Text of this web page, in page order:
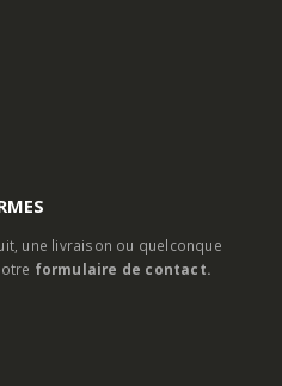
une livraison ou quelconque
formulaire de contact.